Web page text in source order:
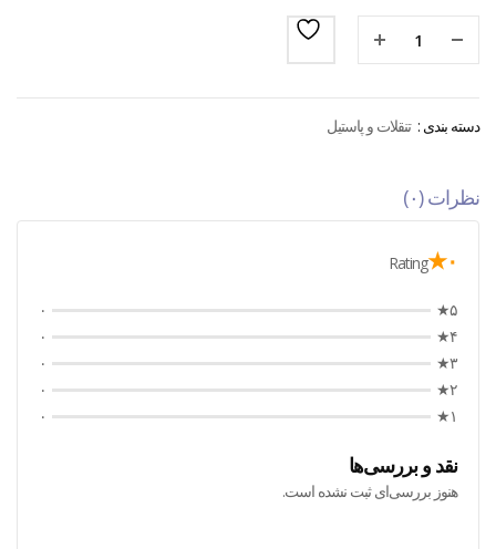
دسته بندی : تنقلات و پاستیل
نظرات (۰)
۰★ Rating
۵★
۰
۴★
۰
۳★
۰
۲★
۰
۱★
۰
نقد و بررسی‌ها
هنوز بررسی‌ای ثبت نشده است.